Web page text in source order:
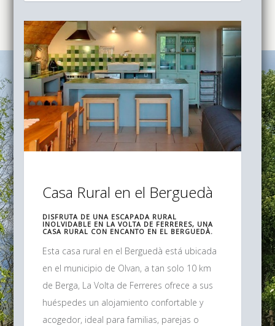
Casa Rural en el Berguedà
DISFRUTA DE UNA ESCAPADA RURAL
INOLVIDABLE EN LA VOLTA DE FERRERES, UNA
CASA RURAL CON ENCANTO EN EL BERGUEDÀ.
Esta casa rural en el Berguedà está ubicada
en el municipio de Olvan, a tan solo 10 km
de Berga, La Volta de Ferreres ofrece a sus
huéspedes un alojamiento confortable y
acogedor, ideal para familias, parejas o